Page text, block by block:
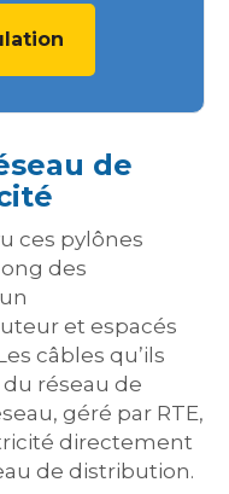
de
ces pylônes
des
et espacés
câbles qu’ils
réseau de
géré par RTE,
directement
de distribution.